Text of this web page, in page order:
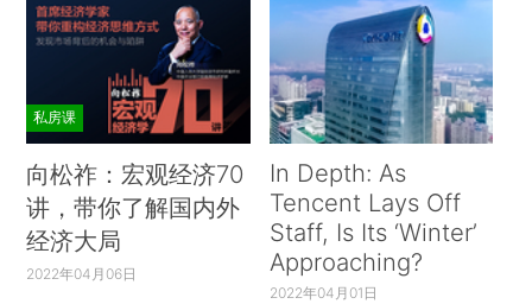
私房课
向松祚：宏观经济70
讲，带你了解国内外
经济大局
2022年04月06日
In Depth: As
Tencent Lays Off
Staff, Is Its ‘Winter’
Approaching?
2022年04月01日